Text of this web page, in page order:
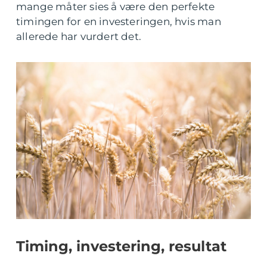
mange måter sies å være den perfekte
timingen for en investeringen, hvis man
allerede har vurdert det.
Timing, investering, resultat